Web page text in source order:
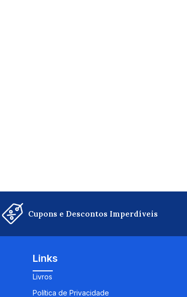
Cupons e Descontos Imperdíveis
Links
Livros
Política de Privacidade